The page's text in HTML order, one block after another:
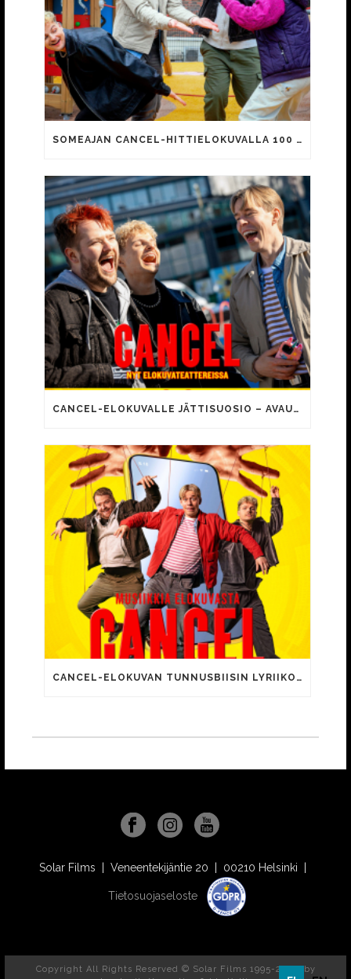
SOMEAJAN CANCEL-HITTIELOKUVALLA 100 000 KATSOJAA!
CANCEL-ELOKUVALLE JÄTTISUOSIO – AVAUSPÄIVÄNÄ JO 15 492 KATSOJAA!
CANCEL-ELOKUVAN TUNNUSBIISIN LYRIIKOISSA TUTTUJA MEEMIHOKEMIA YOUTUBE-VIDEOILTA!
Solar Films | Veneentekijäntie 20 | 00210 Helsinki |
Tietosuojaseloste
Copyright All Rights Reserved © Solar Films 1995-2026, by